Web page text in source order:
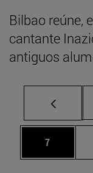
Bilbao reúne,
cantante
antiguos
Página
7